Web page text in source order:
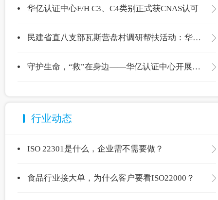
华亿认证中心F/H C3、C4类别正式获CNAS认可
民建省直八支部瓦斯营盘村调研帮扶活动：华亿认证中心爱心捐赠温暖校园
守护生命，“救”在身边——华亿认证中心开展应急救护专项培训
行业动态
ISO 22301是什么，企业需不需要做？
食品行业接大单，为什么客户要看ISO22000？